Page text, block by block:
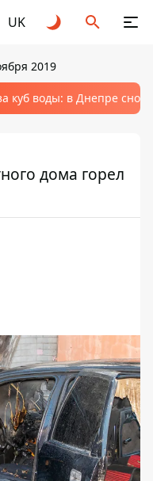
UK
2019
куб воды: в Днепре
дома горел